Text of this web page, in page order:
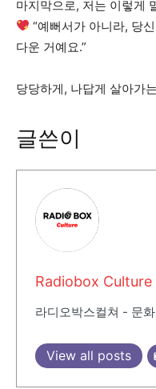
마지막으로, 저는 이렇게
“예뻐서가 아니라, 당
다운 거예요.”
당당하게, 나답게 살아가
글쓴이
Radiobox Culture
라디오박스컬쳐 - 문
View all posts